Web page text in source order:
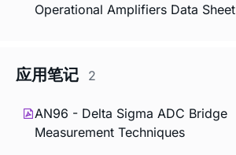
Operational Amplifiers Data Sheet
应用笔记 2
AN96 - Delta Sigma ADC Bridge
Measurement Techniques